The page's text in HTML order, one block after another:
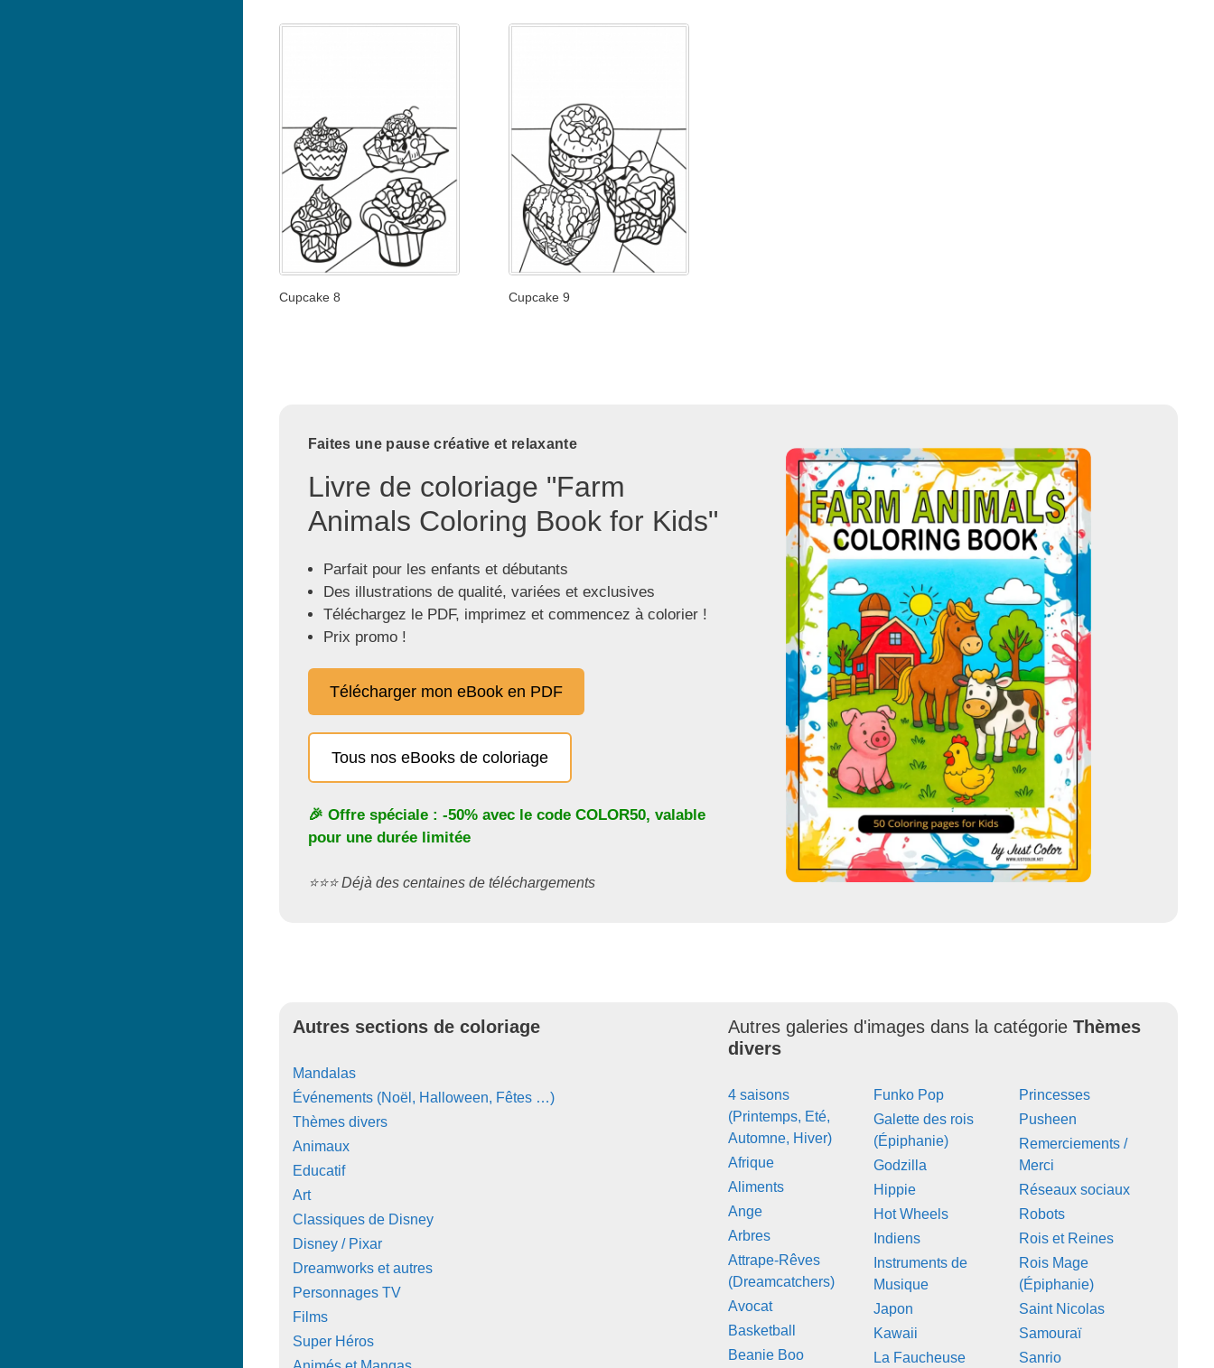
Cupcake 8 Cupcake 9
Faites une pause créative et relaxante
Livre de coloriage "Farm
Animals Coloring Book for Kids"
Parfait pour les enfants et débutants
Des illustrations de qualité, variées et exclusives
Téléchargez le PDF, imprimez et commencez à colorier !
Prix promo !
Télécharger mon eBook en PDF
Tous nos eBooks de coloriage
🎉 Offre spéciale : -50% avec le code COLOR50, valable
pour une durée limitée
⭐️⭐️⭐️ Déjà des centaines de téléchargements
Autres sections de coloriage
Mandalas
Événements (Noël, Halloween, Fêtes …)
Thèmes divers
Animaux
Educatif
Art
Classiques de Disney
Disney / Pixar
Dreamworks et autres
Personnages TV
Films
Super Héros
Autres galeries d'images dans la catégorieThèmes
divers
4 saisons
(Printemps, Eté,
Automne, Hiver)
Afrique
Aliments
Ange
Arbres
Attrape-Rêves
(Dreamcatchers)
Avocat
Basketball
Beanie Boo
Funko Pop
Galette des rois
(Épiphanie)
Godzilla
Hippie
Hot Wheels
Indiens
Instruments de
Musique
Japon
Kawaii
La Faucheuse
Princesses
Pusheen
Remerciements /
Merci
Réseaux sociaux
Robots
Rois et Reines
Rois Mage
(Épiphanie)
Saint Nicolas
Samouraï
Sanrio